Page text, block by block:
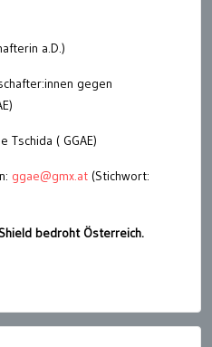
a.D.)
gegen
Tschida ( GGAE)
ggae@gmx.at (Stichwort:
bedroht Österreich.